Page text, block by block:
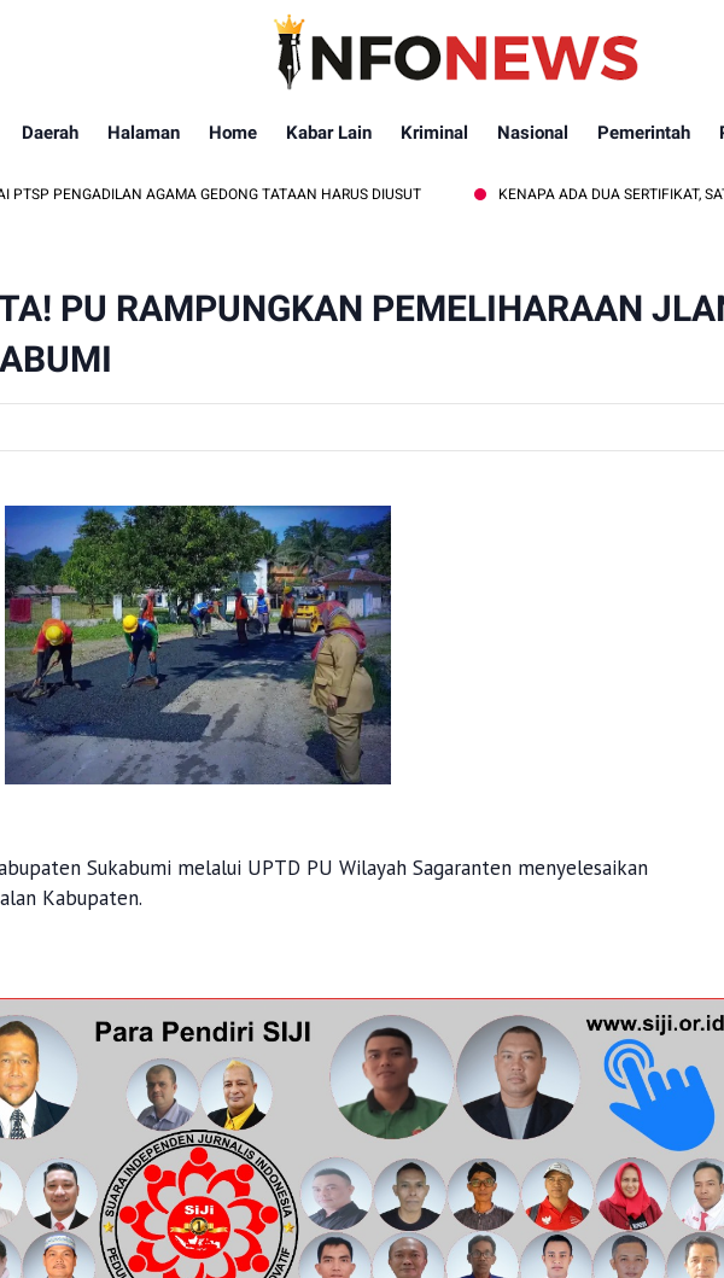
Daerah Halaman Home Kabar Lain Kriminal Nasional Pemerintah
AGAMA GEDONG TATAAN HARUS DIUSUT KENAPA ADA DUA SERTIFIKAT, SATU TITIK
PU RAMPUNGKAN PEMELIHARAAN
Sukabumi melalui UPTD PU Wilayah Sagaranten menyelesaikan
Kabupaten.